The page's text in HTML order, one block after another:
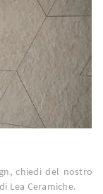
chiedi del nostro
Lea Ceramiche.